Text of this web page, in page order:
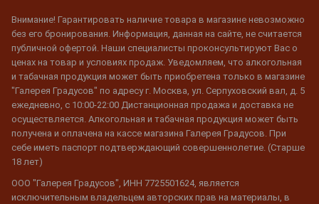
Внимание! Гарантировать наличие товара в магазине невозможно
без его бронирования. Информация, данная на сайте, не считается
публичной офертой. Наши специалисты проконсультируют Вас о
ценах на товар и условиях продаж. Уведомляем, что алкогольная
и табачная продукция может быть приобретена только в магазине
"Галерея Градусов" по адресу г. Москва, ул. Серпуховский вал, д. 5
ежедневно, с 10:00-22:00 Дистанционная продажа и доставка не
осуществляется. Алкогольная и табачная продукция может быть
получена и оплачена на кассе магазина Галерея Градусов. При
себе иметь паспорт подтверждающий совершеннолетие. (Старше
18 лет)
ООО "Галерея Градусов", ИНН 7725501624, является
исключительным владельцем авторских прав на материалы, в